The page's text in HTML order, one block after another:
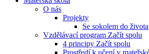
O nás
Projekty
Se sokolem do života
Vzdělávací program Začít spolu
4 principy Začít spolu
Prostředí k učení v